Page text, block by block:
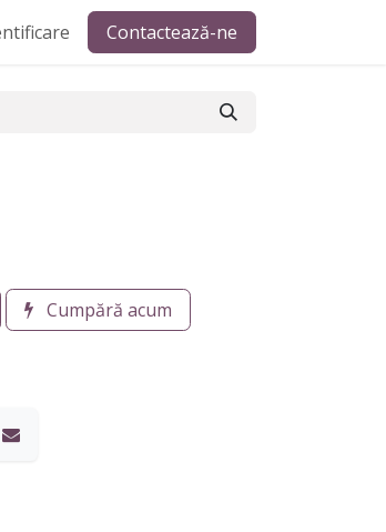
Contactează-ne
Cumpără acum